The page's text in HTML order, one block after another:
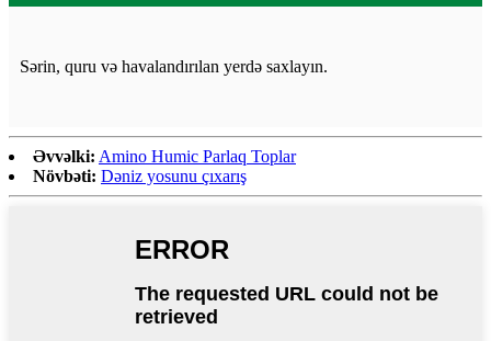
Sərin, quru və havalandırılan yerdə saxlayın.
Əvvəlki: Amino Humic Parlaq Toplar
Növbəti: Dəniz yosunu çıxarış